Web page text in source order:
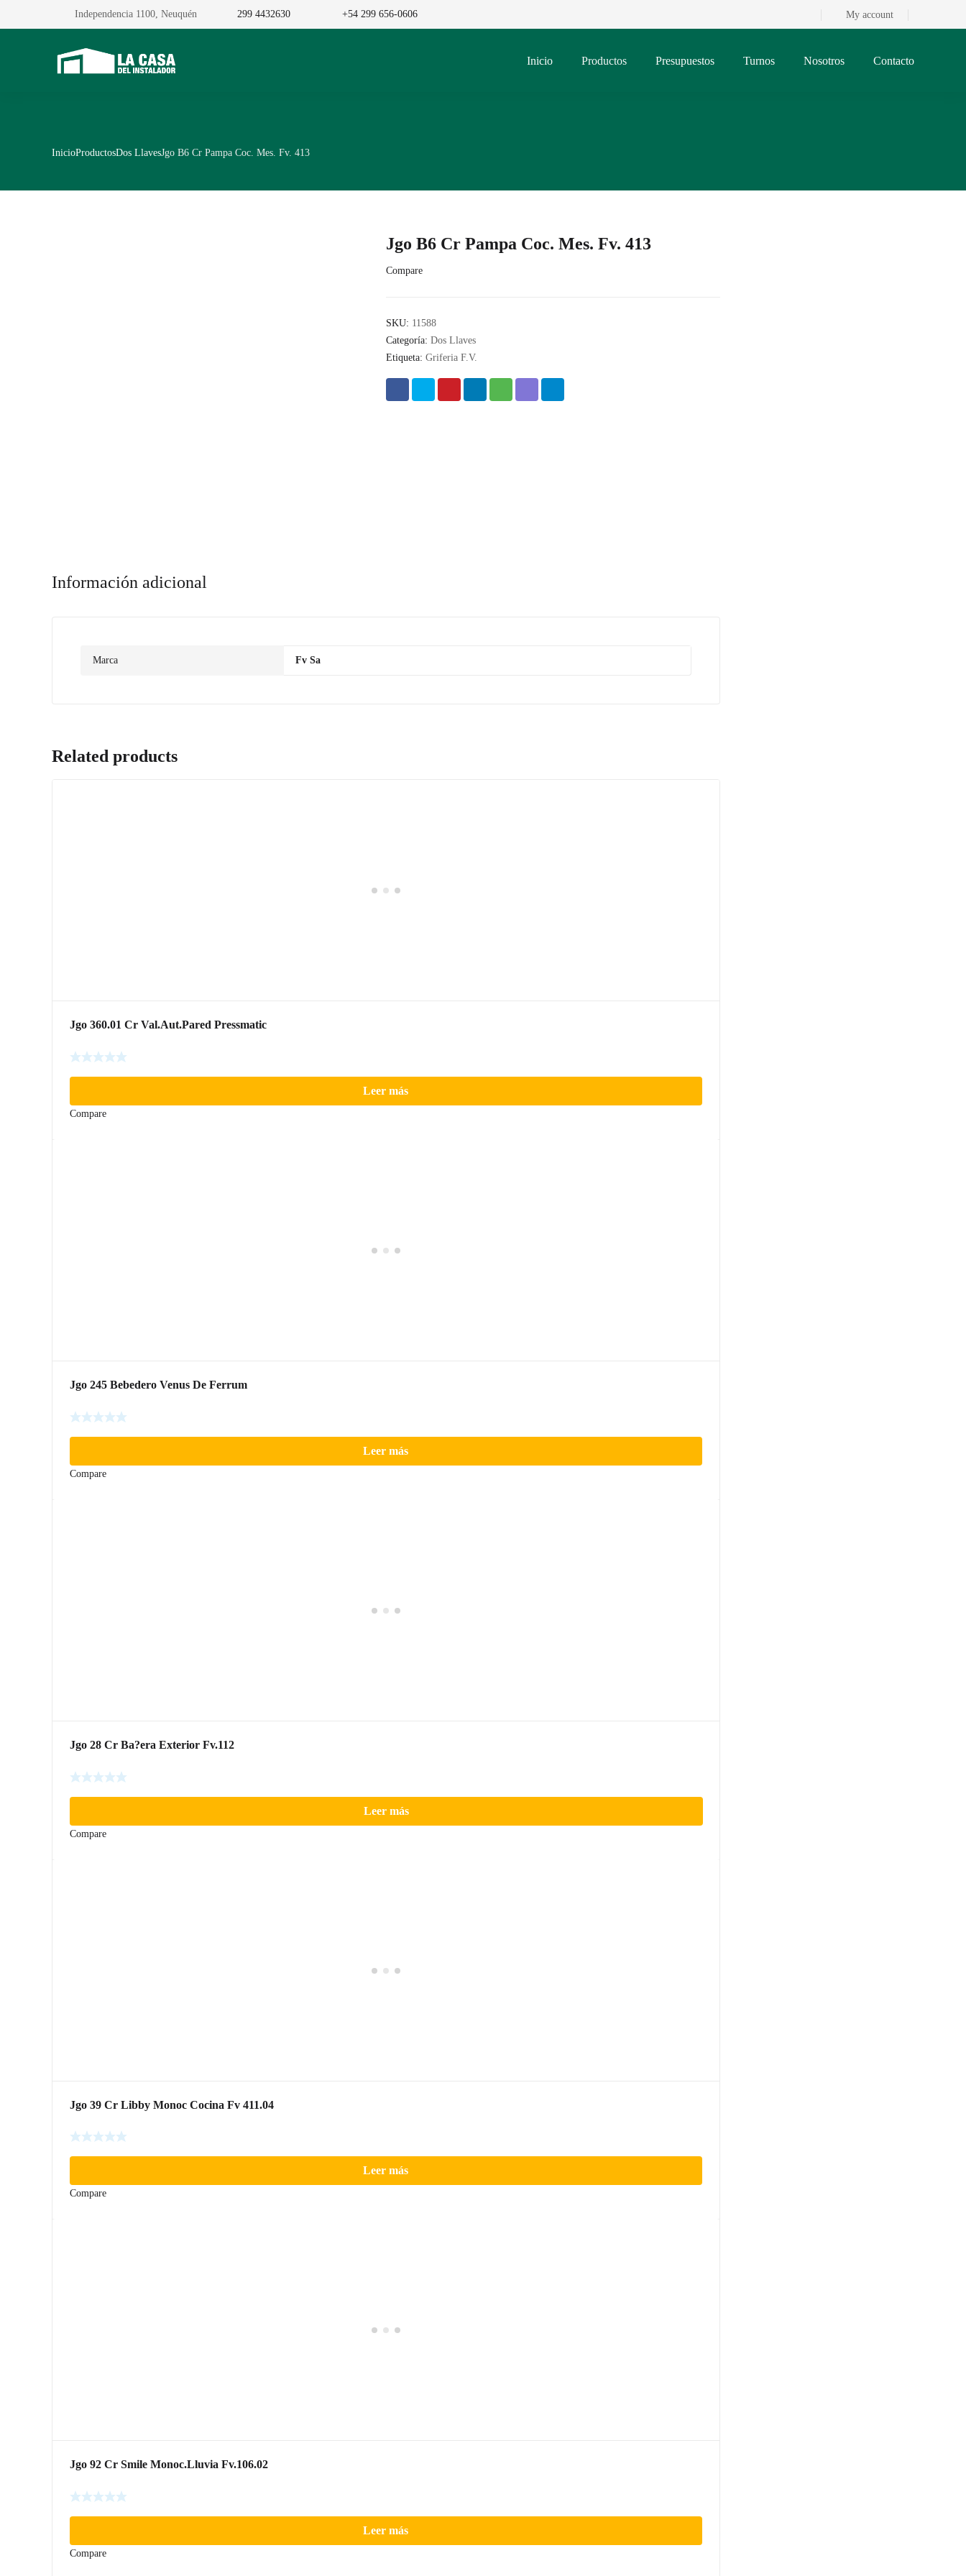
My account
Independencia 1100, Neuquén 299 4432630 +54 299 656-0606
Inicio Productos Presupuestos Turnos Nosotros Contacto
InicioProductosDos LlavesJgo B6 Cr Pampa Coc. Mes. Fv. 413
Jgo B6 Cr Pampa Coc. Mes. Fv. 413
Compare
SKU: 11588
Categoría: Dos Llaves
Etiqueta: Griferia F.V.
Información adicional
Marca Fv Sa
Related products
Jgo 360.01 Cr Val.Aut.Pared Pressmatic
Leer más
Compare
Jgo 245 Bebedero Venus De Ferrum
Leer más
Compare
Jgo 28 Cr Ba?era Exterior Fv.112
Leer más
Compare
Jgo 39 Cr Libby Monoc Cocina Fv 411.04
Leer más
Compare
Jgo 92 Cr Smile Monoc.Lluvia Fv.106.02
Leer más
Compare